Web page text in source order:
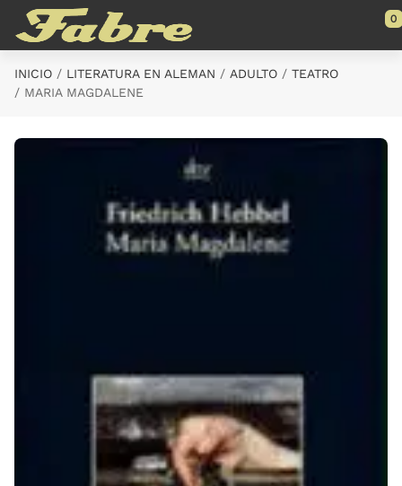
Saltar al contenido principal
0
INICIO LITERATURA EN ALEMAN ADULTO
TEATRO
MARIA MAGDALENE